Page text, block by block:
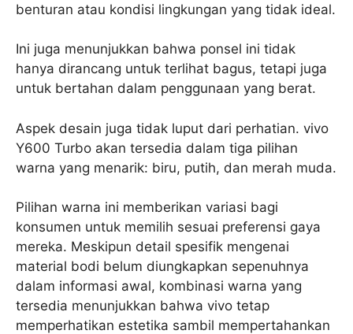
benturan atau kondisi lingkungan yang tidak ideal.
Ini juga menunjukkan bahwa ponsel ini tidak
hanya dirancang untuk terlihat bagus, tetapi juga
untuk bertahan dalam penggunaan yang berat.
Aspek desain juga tidak luput dari perhatian. vivo
Y600 Turbo akan tersedia dalam tiga pilihan
warna yang menarik: biru, putih, dan merah muda.
Pilihan warna ini memberikan variasi bagi
konsumen untuk memilih sesuai preferensi gaya
mereka. Meskipun detail spesifik mengenai
material bodi belum diungkapkan sepenuhnya
dalam informasi awal, kombinasi warna yang
tersedia menunjukkan bahwa vivo tetap
memperhatikan estetika sambil mempertahankan